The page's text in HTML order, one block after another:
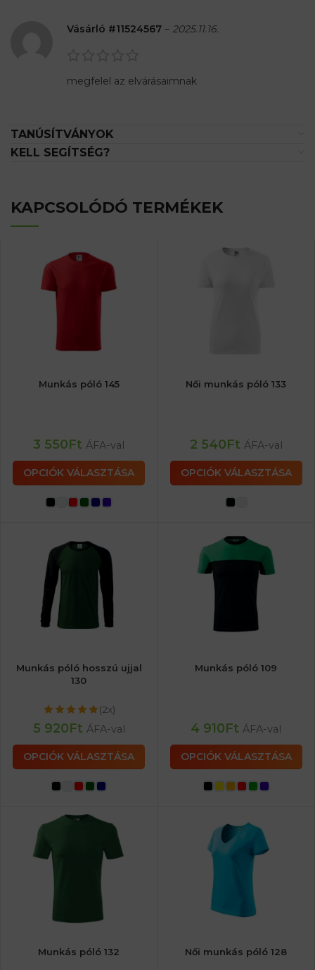
Vásárló #11524567 – 2025.11.16.
megfelel az elvárásaimnak
TANÚSÍTVÁNYOK
KELL SEGÍTSÉG?
KAPCSOLÓDÓ TERMÉKEK
Munkás póló 145
3 550Ft ÁFA-val
OPCIÓK VÁLASZTÁSA
Női munkás póló 133
2 540Ft ÁFA-val
OPCIÓK VÁLASZTÁSA
Munkás póló hosszú ujjal
130
(2x)
5 920Ft ÁFA-val
OPCIÓK VÁLASZTÁSA
Munkás póló 109
4 910Ft ÁFA-val
OPCIÓK VÁLASZTÁSA
Munkás póló 132 Női munkás póló 128